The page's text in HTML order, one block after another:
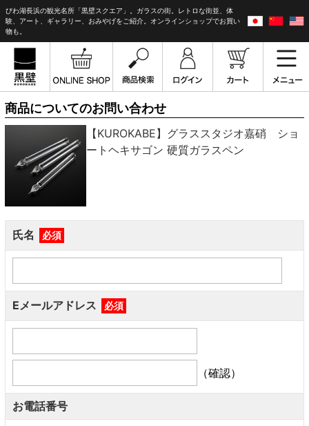
びわ湖長浜の観光名所「黒壁スクエア」。ガラスの街。レトロな街並、体
験、アート、ギャラリー、おみやげをご紹介。オンラインショップでお買い
物も。
商品についてのお問い合わせ
【KUROKABE】グラススタジオ嘉硝 ショ
ートヘキサゴン 硬質ガラスペン
氏名 必須
Eメールアドレス 必須
（確認）
お電話番号